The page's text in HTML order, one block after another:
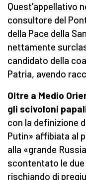
Quest'appellativo
consultore del
della Pace della
nettamente
candidato della
Patria, avendo
Oltre a Medio
gli scivoloni
con la definizione
Putin» affibiata al
alla «grande
scontentato le
rischiando di